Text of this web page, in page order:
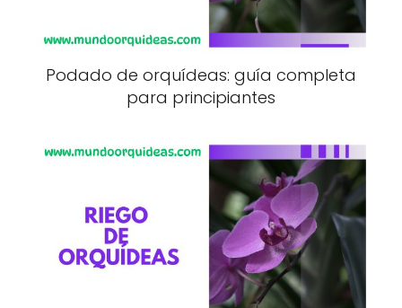
Podado de orquídeas: guía completa
para principiantes